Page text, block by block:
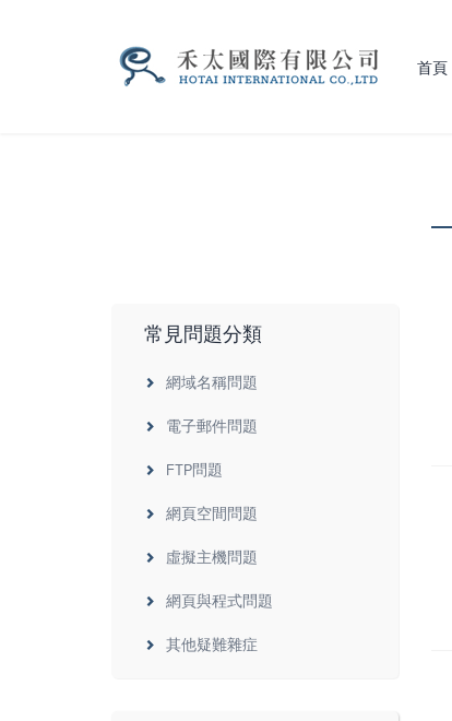
首頁
常見問題分類
網域名稱問題
電子郵件問題
FTP問題
網頁空間問題
虛擬主機問題
網頁與程式問題
其他疑難雜症